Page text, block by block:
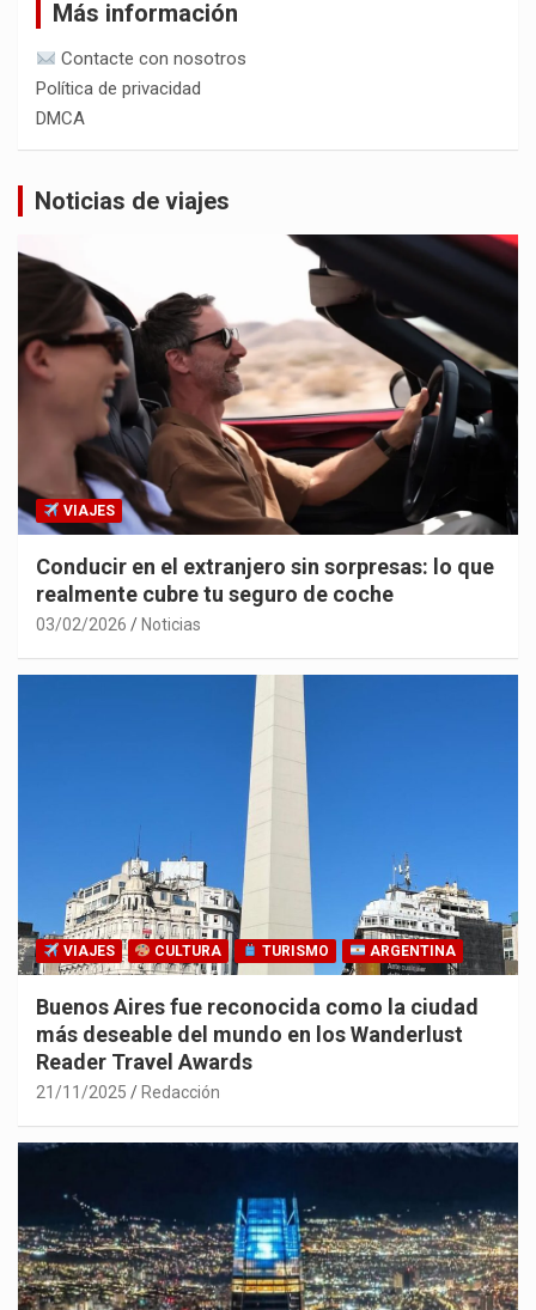
Más información
Contacte con nosotros
Política de privacidad
DMCA
Noticias de viajes
VIAJES
Conducir en el extranjero sin sorpresas: lo que
realmente cubre tu seguro de coche
03/02/2026 Noticias
VIAJES CULTURA TURISMO ARGENTINA
Buenos Aires fue reconocida como la ciudad
más deseable del mundo en los Wanderlust
Reader Travel Awards
21/11/2025 Redacción